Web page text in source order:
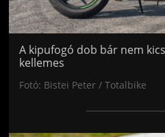
A kipufogó dob bár nem
kellemes
Fotó: Bistei Peter / Totalbike